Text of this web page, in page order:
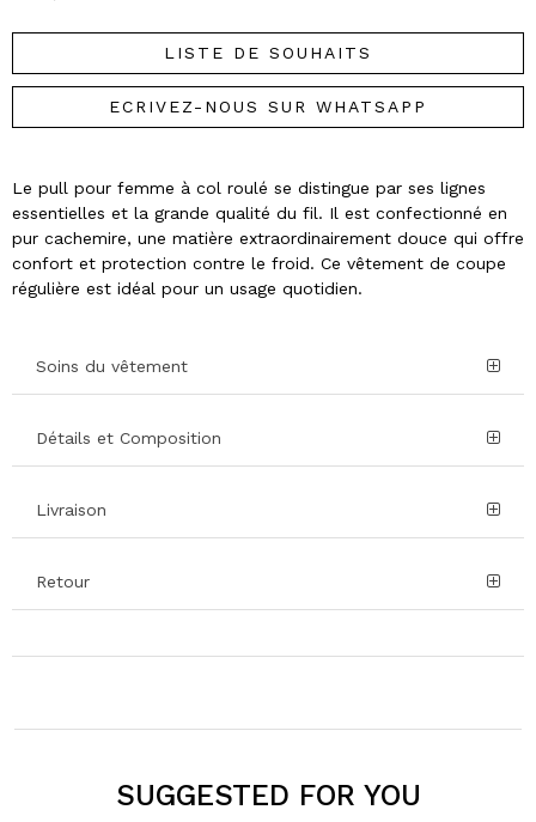
LISTE DE SOUHAITS
ECRIVEZ-NOUS SUR WHATSAPP
Le pull pour femme à col roulé se distingue par ses lignes
essentielles et la grande qualité du fil. Il est confectionné en
pur cachemire, une matière extraordinairement douce qui offre
confort et protection contre le froid. Ce vêtement de coupe
régulière est idéal pour un usage quotidien.
Soins du vêtement
Détails et Composition
Livraison
Retour
SUGGESTED FOR YOU